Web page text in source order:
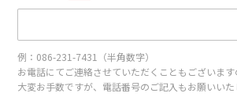
例：086-231-7431（半角数字）
お電話にてご連絡させていただくこともございます
大変お手数ですが、電話番号のご記入もお願いいた